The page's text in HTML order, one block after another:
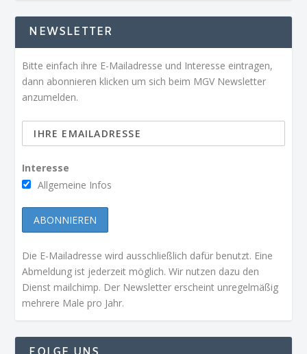
NEWSLETTER
Bitte einfach ihre E-Mailadresse und Interesse eintragen,
dann abonnieren klicken um sich beim MGV Newsletter
anzumelden.
Interesse
Allgemeine Infos
Die E-Mailadresse wird ausschließlich dafür benutzt. Eine
Abmeldung ist jederzeit möglich. Wir nutzen dazu den
Dienst mailchimp. Der Newsletter erscheint unregelmäßig
mehrere Male pro Jahr.